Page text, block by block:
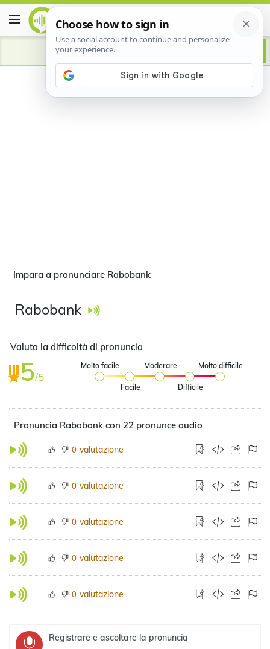
Advertisement
Impara a pronunciare Rabobank
Rabobank
Valuta la difficoltà di pronuncia
5/5
Molto facile
Facile
Moderare
Difficile
Molto difficile
Pronuncia Rabobank con 22 pronunce audio
0 valutazione
0 valutazione
0 valutazione
0 valutazione
0 valutazione
Registrare e ascoltare la pronuncia